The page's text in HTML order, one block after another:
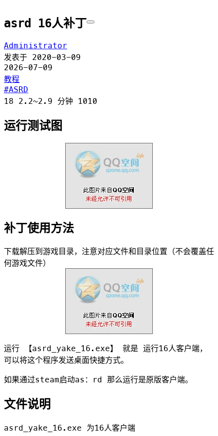
asrd 16人补丁
Administrator
发表于 2020-03-09
2026-07-09
教程
ASRD
18 2.2~2.9 分钟 1010
运行测试图
补丁使用方法
下载解压到游戏目录，注意对应文件和目录位置（不会覆盖任
何游戏文件）
运行 【asrd_yake_16.exe】 就是 运行16人客户端，
可以将这个程序发送桌面快捷方式。
如果通过steam启动as：rd 那么运行是原版客户端。
文件说明
asrd_yake_16.exe 为16人客户端